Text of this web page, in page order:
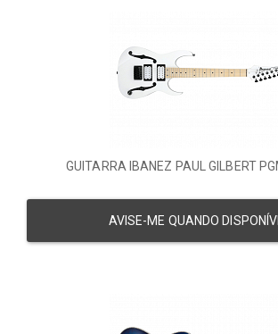
GUITARRA IBANEZ PAUL GILBERT
AVISE-ME QUANDO